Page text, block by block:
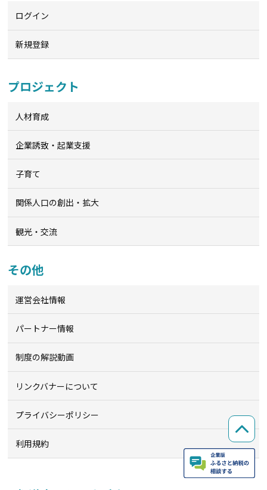
ログイン
新規登録
プロジェクト
人材育成
企業誘致・起業支援
子育て
関係人口の創出・拡大
観光・交流
その他
運営会社情報
パートナー情報
制度の解説動画
リンクバナーについて
プライバシーポリシー
利用規約